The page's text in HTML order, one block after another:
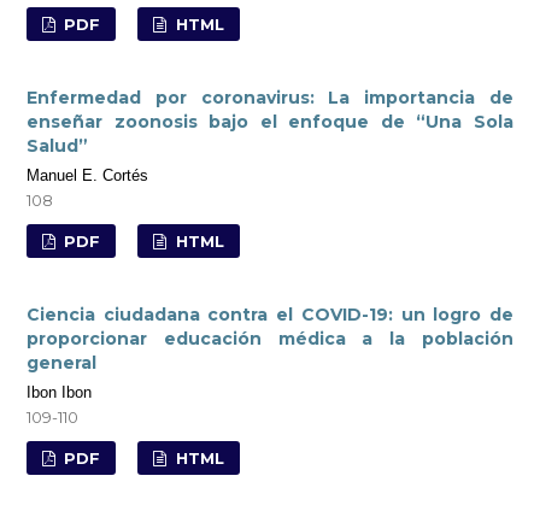
PDF HTML
Enfermedad por coronavirus: La importancia de
enseñar zoonosis bajo el enfoque de “Una Sola
Salud”
Manuel E. Cortés
108
PDF HTML
Ciencia ciudadana contra el COVID-19: un logro de
proporcionar educación médica a la población
general
Ibon Ibon
109-110
PDF HTML